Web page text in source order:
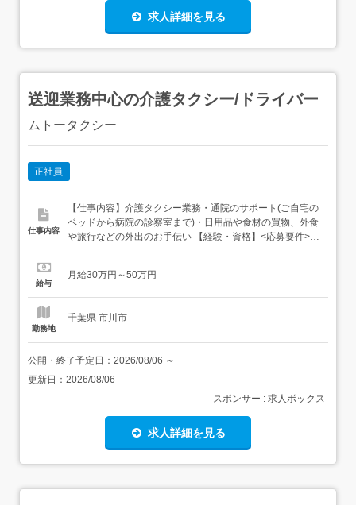
求人詳細を見る
送迎業務中心の介護タクシー/ドライバー
ムトータクシー
正社員
仕事内容
【仕事内容】介護タクシー業務・通院のサポート(ご自宅の
ベッドから病院の診察室まで)・日用品や食材の買物、外食
や旅行などの外出のお手伝い 【経験・資格】<応募要件>普
通自動車免許(取得後3年経過)性別・経験不問<歓迎要件>下
福祉、子育て支援等の経験者 【給与】月給 300,000円 〜
給与
月給30万円～50万円
勤務地
千葉県 市川市
公開・終了予定日： 2026/08/06 ～
更新日： 2026/08/06
スポンサー : 求人ボックス
求人詳細を見る